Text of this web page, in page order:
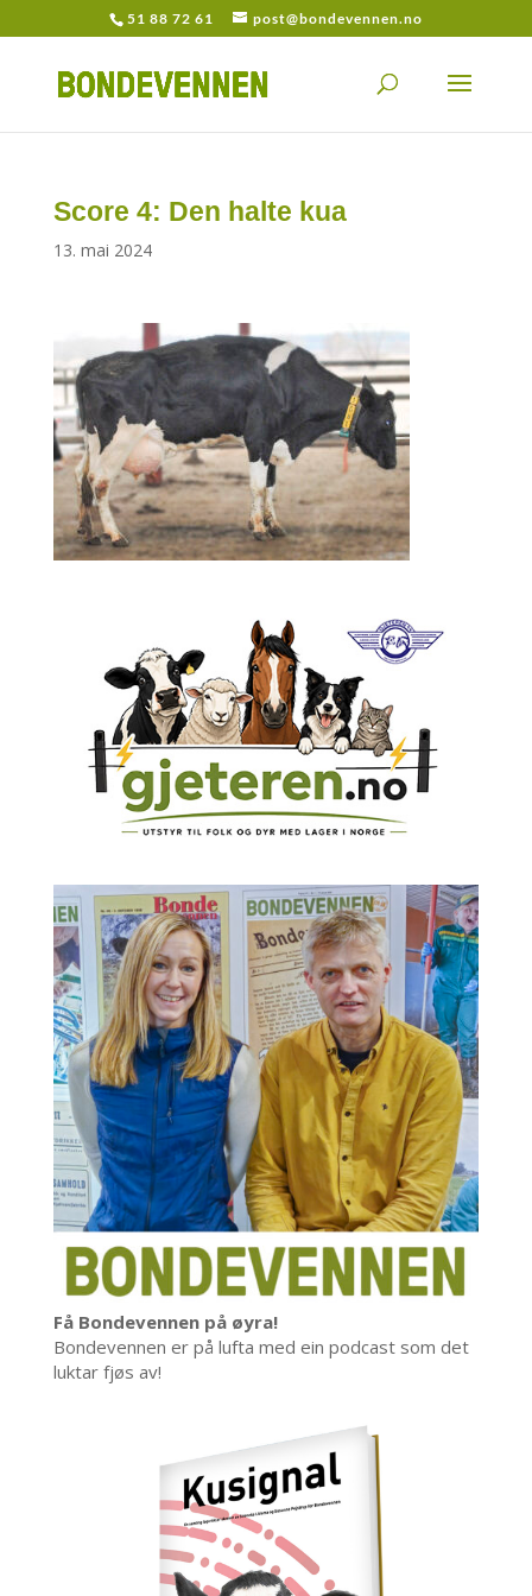
51 88 72 61 post@bondevennen.no
Score 4: Den halte kua
13. mai 2024
Få Bondevennen på øyra!
Bondevennen er på lufta med ein podcast som det
luktar fjøs av!